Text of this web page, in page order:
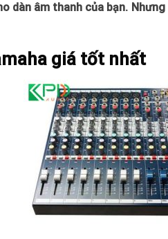
dàn âm thanh của bạn. Nhưng
giá tốt nhất